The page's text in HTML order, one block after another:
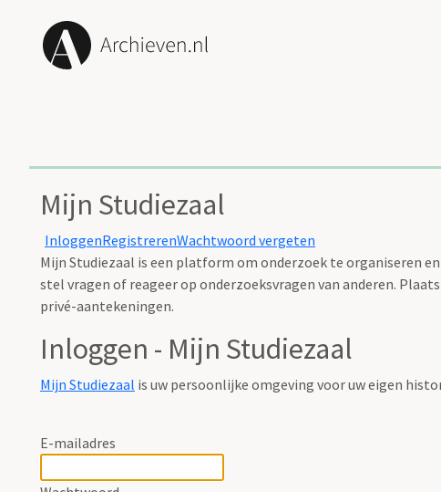
Mijn Studiezaal
InloggenRegistrerenWachtwoord vergeten
Mijn Studiezaal is een platform om onderzoek te organiseren
stel vragen of reageer op onderzoeksvragen van anderen.
privé-aantekeningen.
Inloggen - Mijn Studiezaal
Mijn Studiezaal is uw persoonlijke omgeving voor uw eigen
E-mailadres